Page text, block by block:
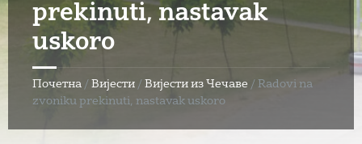
prekinuti, nastavak
uskoro
Почетна / Вијести / Вијести из Чечаве / Radovi na
zvoniku prekinuti, nastavak uskoro